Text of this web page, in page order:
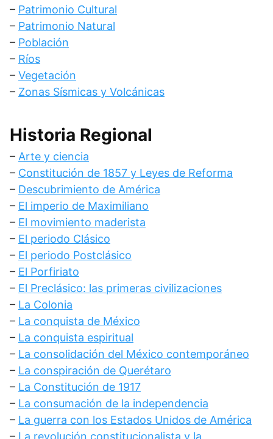
– Patrimonio Cultural
– Patrimonio Natural
– Población
– Ríos
– Vegetación
– Zonas Sísmicas y Volcánicas
Historia Regional
– Arte y ciencia
– Constitución de 1857 y Leyes de Reforma
– Descubrimiento de América
– El imperio de Maximiliano
– El movimiento maderista
– El periodo Clásico
– El periodo Postclásico
– El Porfiriato
– El Preclásico: las primeras civilizaciones
– La Colonia
– La conquista de México
– La conquista espiritual
– La consolidación del México contemporáneo
– La conspiración de Querétaro
– La Constitución de 1917
– La consumación de la independencia
– La guerra con los Estados Unidos de América
– La revolución constitucionalista y la